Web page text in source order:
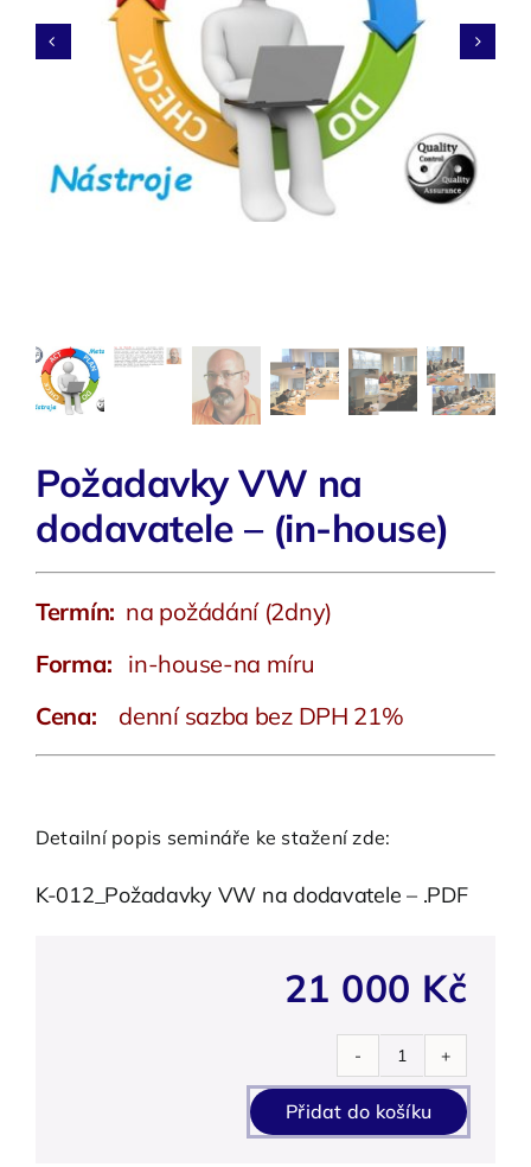
O nás
 
Požadavky VW na
dodavatele – (in-house)
Termín: na požádání (2dny)
Forma: in-house-na míru
Cena:
denní sazba bez DPH 21%
Detailní popis semináře ke stažení zde:
K-012_Požadavky VW na dodavatele – .PDF
21 000 Kč
Požadavky
VW
na
Přidat do košíku